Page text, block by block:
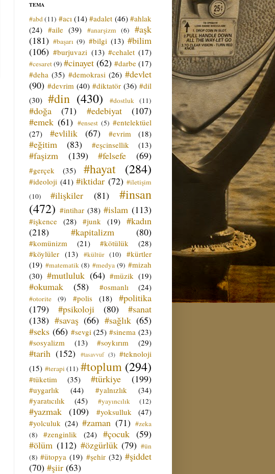
TEMA
#abd (11) #acı (14) #adalet (46) #ahlak
(24) #aile (39) #anarşizm (6)
#aşk
(181) #başarı (9) #bilgi (13) #bilim
(106) #burjuvazi (13) #cehalet (17)
#cesaret(9) #cinayet (62) #darbe (17)
#deha (35) #demokrasi (26) #devlet
(90) #devrim (40) #diktatör (36) #dil
(30) #din (430) #dostluk (11)
#doğa (71) #edebiyat
(107)
#emek (61) #ensest (5) #entelektüel
(27)
#evlilik (67) #evrim (18)
#eğitim (83) #eşcinsellik (13)
#faşizm (139) #felsefe (69)
#gerçek (35) #hayat (284)
#ideoloji (41) #iktidar (72) #iletişim
(10)
#ilişkiler (81)
#insan
(472) #intihar (38) #islam (113)
#işkence (28) #junk (19) #kadın
(218)
#kapitalizm (80)
#komünizm (21) #kötülük
(28)
#köylüler (13) #kültür (10)
#kürtler
(19) #matematik (8) #medya (9) #mizah
(30) #mutluluk (64) #müzik (19)
#okumak (58) #osmanlı (24)
#otorite (9) #polis (18)
#politika
(179)
#psikoloji (80)
#sanat
(138) #savaş (66) #sağlık (65)
#seks (66) #sevgi (25) #sinema (23)
#sosyalizm
(13) #soykırım (29)
#tarih (152) #tasavvuf (3) #teknoloji
(15) #terapi (11) #toplum (294)
#tüketim (35) #türkiye (199)
#uygarlık (44) #yalnızlık
(34)
#yaratıcılık
(45) #yayıncılık (12)
#yazmak (109) #yoksulluk
(47)
#yolculuk (24) #zaman (71) #zeka
(8)
#zenginlik (24) #çocuk (59)
#ölüm (112) #özgürlük (79) #ün
(8) #ütopya (19) #şehir (32) #şiddet
(70) #şiir (63)